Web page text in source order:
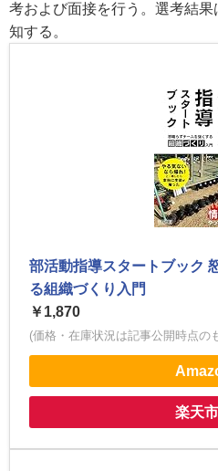
考および面接を行う。選考結
知する。
部活動指導スタートブック
る組織づくり入門
￥1,870
(価格・在庫状況は記事公開時点の
楽天